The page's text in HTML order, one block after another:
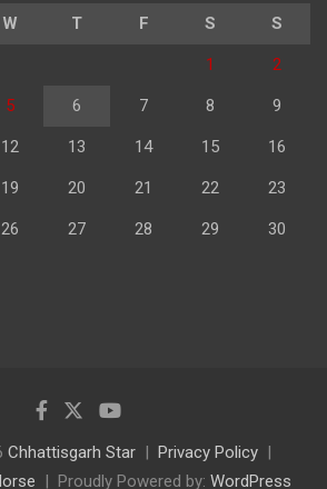
W T F S S
1 2
5 6 7 8 9
12 13 14 15 16
19 20 21 22 23
26 27 28 29 30
Chhattisgarh Star
Privacy Policy
Proudly Powered by: WordPress